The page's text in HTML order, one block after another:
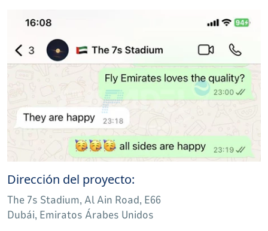
Dirección del proyecto:
The 7s Stadium, Al Ain Road, E66
Dubái, Emiratos Árabes Unidos